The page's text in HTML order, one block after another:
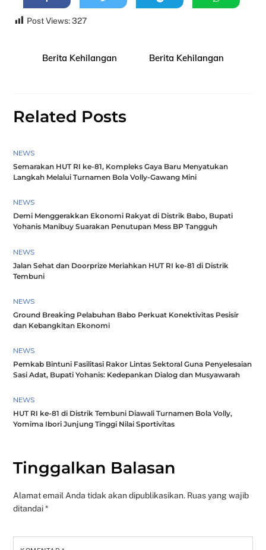
Post Views: 327
Berita Kehilangan Berita Kehilangan
Related Posts
NEWS
Semarakan HUT RI ke-81, Kompleks Gaya Baru Menyatukan
Langkah Melalui Turnamen Bola Volly-Gawang Mini
NEWS
Demi Menggerakkan Ekonomi Rakyat di Distrik Babo, Bupati
Yohanis Manibuy Suarakan Penutupan Mess BP Tangguh
NEWS
Jalan Sehat dan Doorprize Meriahkan HUT RI ke-81 di Distrik
Tembuni
NEWS
Ground Breaking Pelabuhan Babo Perkuat Konektivitas Pesisir
dan Kebangkitan Ekonomi
NEWS
Pemkab Bintuni Fasilitasi Rakor Lintas Sektoral Guna Penyelesaian
Sasi Adat, Bupati Yohanis: Kedepankan Dialog dan Musyawarah
NEWS
HUT RI ke-81 di Distrik Tembuni Diawali Turnamen Bola Volly,
Yomima Ibori Junjung Tinggi Nilai Sportivitas
Tinggalkan Balasan
Alamat email Anda tidak akan dipublikasikan. Ruas yang wajib
ditandai*